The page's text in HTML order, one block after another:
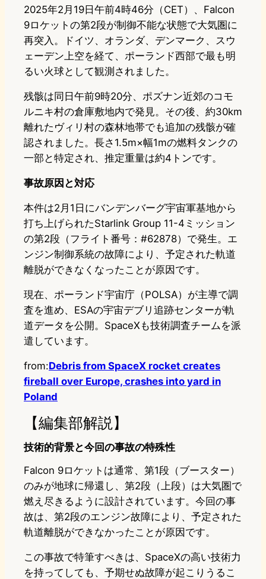
2025年2月19日午前4時46分（CET）、Falcon
9ロケットの第2段が制御不能な状態で大気圏に
再突入。ドイツ、オランダ、デンマーク、スウ
ェーデン上空を経て、ポーランド西部で最も明
るい火球として観測されました。
残骸は同日午前9時20分、ポズナン近郊のコモ
ルニキ村の倉庫敷地内で発見。その後、約30km
離れたヴィリ村の森林地帯でも追加の残骸が確
認されました。長さ1.5m×幅1mの燃料タンクの
一部と特定され、推定重量は約4トンです。
事故原因と対応
本件は2月1日にバンデンバーグ宇宙軍基地から
打ち上げられたStarlink Group 11-4ミッション
の第2段（フライト番号：#62878）で発生。エ
ンジン制御系統の故障により、予定された軌道
離脱ができなくなったことが原因です。
現在、ポーランド宇宙庁（POLSA）が主導で調
査を進め、ESAの宇宙デブリ追跡センターが軌
道データを公開。SpaceXも技術調査チームを派
遣しています。
from:Debris from SpaceX rocket creates
fireball over Europe, crashes into yard in
Poland
【編集部解説】
技術的背景と今回の事故の特殊性
Falcon 9ロケットは通常、第1段（ブースター）
のみが地球に帰還し、第2段（上段）は大気圏で
燃え尽きるように設計されています。今回の事
故は、第2段のエンジン故障により、予定された
軌道離脱ができなかったことが原因です。
この事故で特筆すべきは、SpaceXの高い技術力
を持ってしても、予期せぬ故障が起こりうるこ